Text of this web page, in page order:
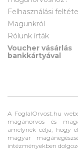
Felhasználási
Magunkról
Rólunk írták
Voucher vásárlás
bankkártyával
A FoglalOrvost.hu
magánorvos és
amelynek célja, hogy
magyar
intézményekben